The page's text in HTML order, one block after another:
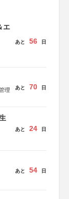
エ
あと 56 日
理
あと 70 日
あと 24 日
あと 54 日